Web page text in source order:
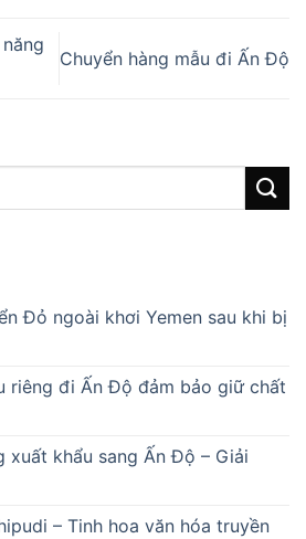
Chuyển hàng mẫu đi Ấn Độ
Đỏ ngoài khơi Yemen sau khi bị
riêng đi Ấn Độ đảm bảo giữ chất
xuất khẩu sang Ấn Độ – Giải
– Tinh hoa văn hóa truyền